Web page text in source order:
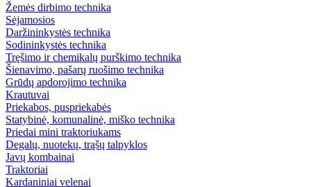
Žemės dirbimo technika
Sėjamosios
Daržininkystės technika
Sodininkystės technika
Tręšimo ir chemikalų purškimo technika
Šienavimo, pašarų ruošimo technika
Grūdų apdorojimo technika
Krautuvai
Priekabos, puspriekabės
Statybinė, komunalinė, miško technika
Priedai mini traktoriukams
Degalų, nuotekų, trąšų talpyklos
Javų kombainai
Traktoriai
Kardaniniai velenai